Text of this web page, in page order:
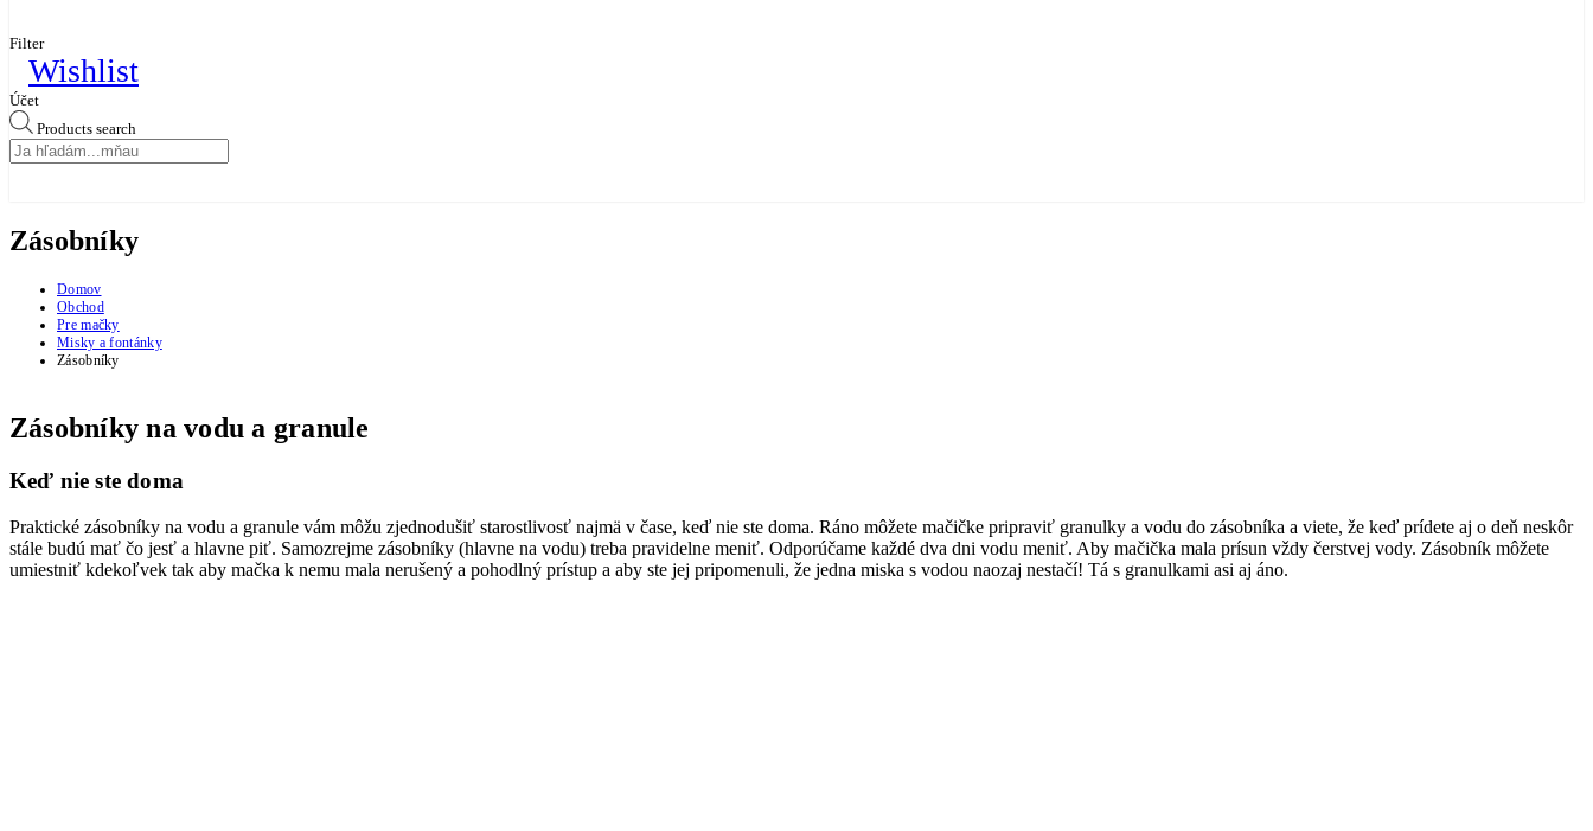
Filter
Wishlist
Účet
Products search
Zásobníky
Domov
Obchod
Pre mačky
Misky a fontánky
Zásobníky
Zásobníky na vodu a granule
Keď nie ste doma
Praktické zásobníky na vodu a granule vám môžu zjednodušiť starostlivosť najmä v čase, keď nie ste doma. Ráno môžete mačičke pripraviť granulky a vodu do zásobníka a viete, že keď prídete aj o deň neskôr
stále budú mať čo jesť a hlavne piť. Samozrejme zásobníky (hlavne na vodu) treba pravidelne meniť. Odporúčame každé dva dni vodu meniť. Aby mačička mala prísun vždy čerstvej vody. Zásobník môžete
umiestniť kdekoľvek tak aby mačka k nemu mala nerušený a pohodlný prístup a aby ste jej pripomenuli, že jedna miska s vodou naozaj nestačí! Tá s granulkami asi aj áno.